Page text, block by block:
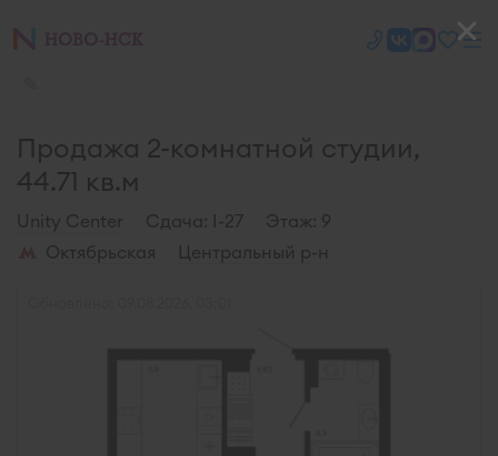
Продажа 2-комнатной студии,
44.71 кв.м
Unity Center Cдача: I-27
Этаж: 9
Октябрьская
Центральный р-н